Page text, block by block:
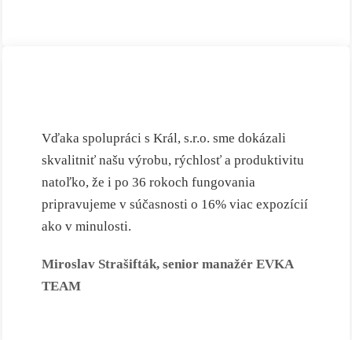
Vďaka spolupráci s Král, s.r.o. sme dokázali
skvalitniť našu výrobu, rýchlosť a produktivitu
natoľko, že i po 36 rokoch fungovania
pripravujeme v súčasnosti o 16% viac expozícií
ako v minulosti.
Miroslav Strašifták, senior manažér EVKA
TEAM